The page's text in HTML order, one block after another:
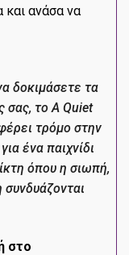
και ανάσα να
δοκιμάσετε τα
σας, το A Quiet
τρόμο στην
ένα παιχνίδι
όπου η σιωπή,
στο